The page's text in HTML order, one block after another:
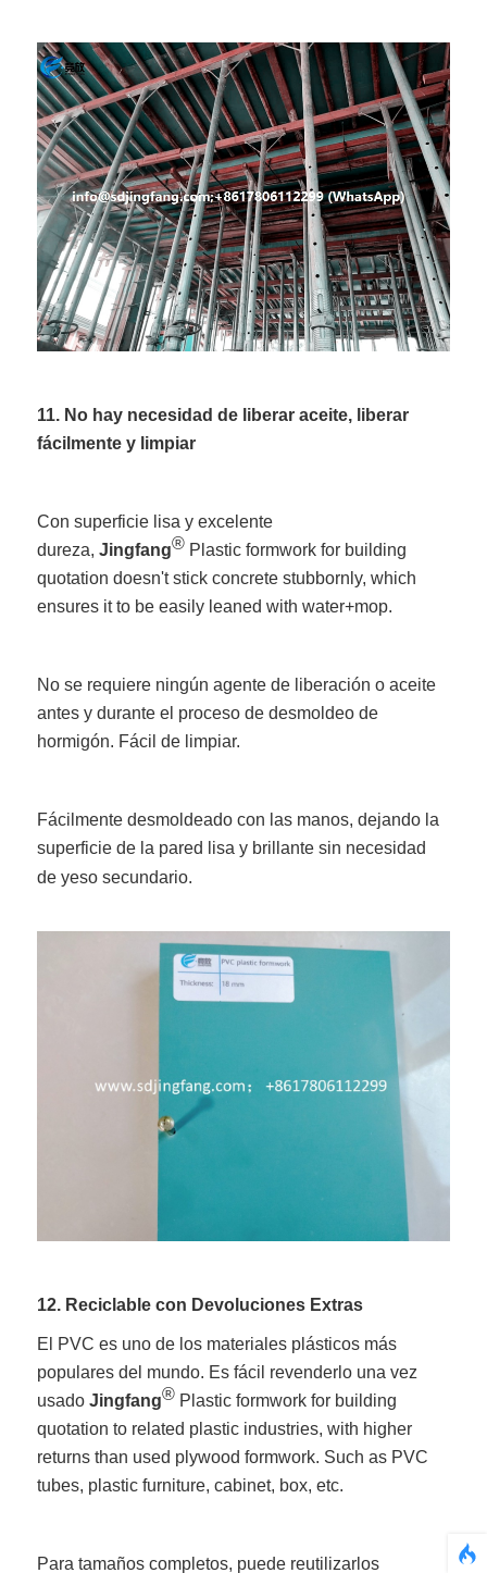
11. No hay necesidad de liberar aceite, liberar
fácilmente y limpiar
Con superficie lisa y excelente
dureza,Jingfang® Plastic formwork for building
quotation doesn't stick concrete stubbornly, which
ensures it to be easily leaned with water+mop.
No se requiere ningún agente de liberación o aceite
antes y durante el proceso de desmoldeo de
hormigón. Fácil de limpiar.
Fácilmente desmoldeado con las manos, dejando la
superficie de la pared lisa y brillante sin necesidad
de yeso secundario.
12. Reciclable con Devoluciones Extras
El PVC es uno de los materiales plásticos más
populares del mundo. Es fácil revenderlo una vez
usadoJingfang® Plastic formwork for building
quotation to related plastic industries, with higher
returns than used plywood formwork. Such as PVC
tubes, plastic furniture, cabinet, box, etc.
Para tamaños completos, puede reutilizarlos